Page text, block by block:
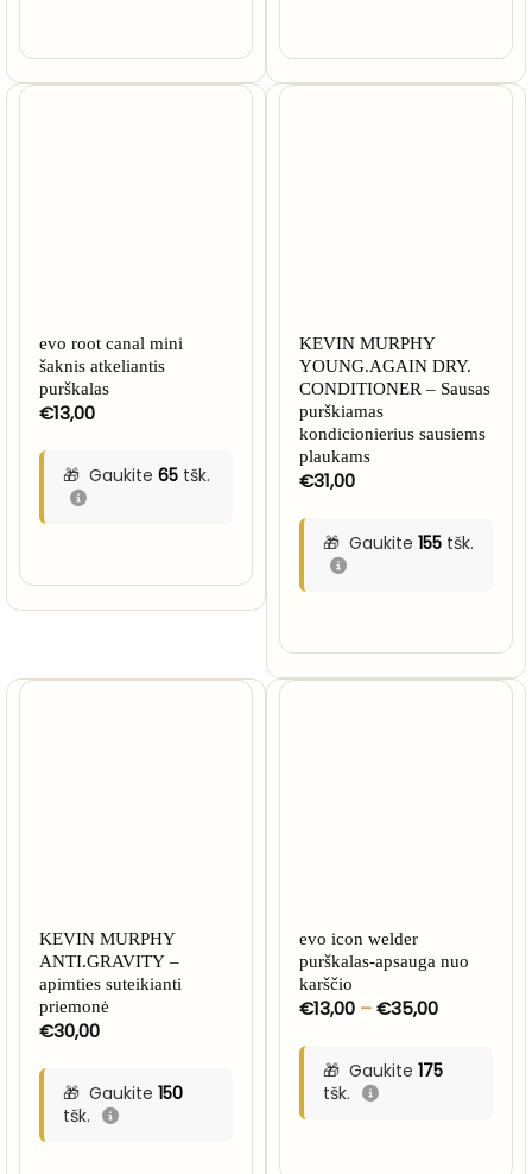
evo root canal mini
šaknis atkeliantis
purškalas
€13,00
Gaukite 65tšk.
KEVIN MURPHY
YOUNG.AGAIN DRY.
CONDITIONER – Sausas
purškiamas
kondicionierius sausiems
plaukams
€31,00
Gaukite 155tšk.
KEVIN MURPHY
ANTI.GRAVITY –
apimties suteikianti
priemonė
€30,00
Gaukite 150
tšk.
evo icon welder
purškalas-apsauga nuo
karščio
€13,00 – €35,00Price
through
€35,00
Gaukite 175
tšk.